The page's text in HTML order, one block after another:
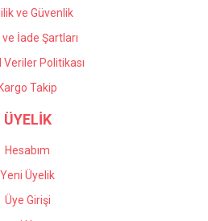
ve Güvenlik
İade Şartları
Veriler Politikası
Kargo Takip
ÜYELİK
Hesabım
Yeni Üyelik
Üye Girişi